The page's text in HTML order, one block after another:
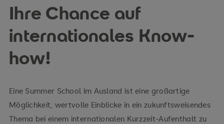
Ihre Chance auf
internationales Know-
how!
Eine Summer School im Ausland ist eine großartige
Möglichkeit, wertvolle Einblicke in ein zukunftsweisendes
Thema bei einem internationalen Kurzzeit-Aufenthalt zu